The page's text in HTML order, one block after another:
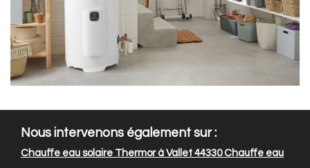
Nous intervenons également sur :
Chauffe eau solaire Thermor à Vallet 44330Chauffe eau